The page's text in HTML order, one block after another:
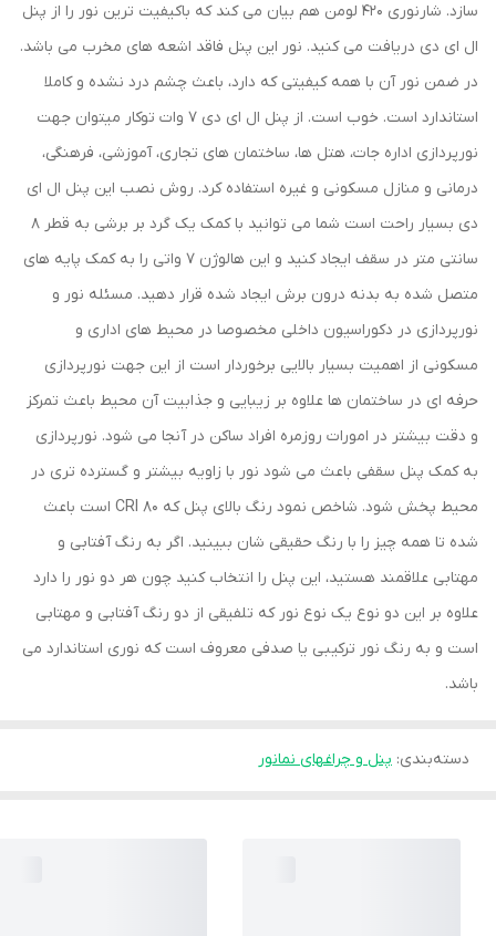
سازد. شارنوری 420 لومن هم بیان می کند که باکیفیت ترین نور را از پنل
ال ای دی دریافت می کنید. نور این پنل فاقد اشعه های مخرب می باشد.
در ضمن نور آن با همه کیفیتی که دارد، باعث چشم درد نشده و کاملا
استاندارد است. خوب است. از پنل ال ای دی 7 وات توکار میتوان جهت
نورپردازی اداره جات، هتل ها، ساختمان های تجاری، آموزشی، فرهنگی،
درمانی و منازل مسکونی و غیره استفاده کرد. روش نصب این پنل ال ای
دی بسیار راحت است شما می توانید با کمک یک گرد بر برشی به قطر 8
سانتی متر در سقف ایجاد کنید و این هالوژن 7 واتی را به کمک پایه های
متصل شده به بدنه درون برش ایجاد شده قرار دهید. مسئله نور و
نورپردازی در دکوراسیون داخلی مخصوصا در محیط های اداری و
مسکونی از اهمیت بسیار بالایی برخوردار است از این جهت نورپردازی
حرفه ای در ساختمان ها علاوه بر زیبایی و جذابیت آن محیط باعث تمرکز
و دقت بیشتر در امورات روزمره افراد ساکن در آنجا می شود. نورپردازی
به کمک پنل سقفی باعث می شود نور با زاویه بیشتر و گسترده تری در
محیط پخش شود. شاخص نمود رنگ بالای پنل که 80 CRI است باعث
شده تا همه چیز را با رنگ حقیقی شان ببینید. اگر به رنگ آفتابی و
مهتابی علاقمند هستید، این پنل را انتخاب کنید چون هر دو نور را دارد
علاوه بر این دو نوع یک نوع نور که تلفیقی از دو رنگ آفتابی و مهتابی
است و به رنگ نور ترکیبی یا صدفی معروف است که نوری استاندارد می
باشد.
دسته‌بندی: پنل و چراغهای نمانور